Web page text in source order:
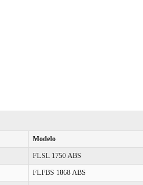
Modelo
FLSL 1750 ABS
FLFBS 1868 ABS